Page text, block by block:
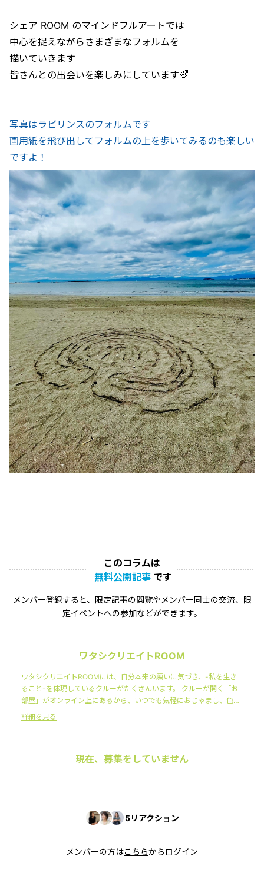
シェア ROOM のマインドフルアートでは
中心を捉えながらさまざまなフォルムを
描いていきます
皆さんとの出会いを楽しみにしています🌈
写真はラビリンスのフォルムです
画用紙を飛び出してフォルムの上を歩いてみるのも楽しい
ですよ！
このコラムは
無料公開記事 です
メンバー登録すると、限定記事の閲覧やメンバー同士の交流、限
定イベントへの参加などができます。
ワタシクリエイトROOM
ワタシクリエイトROOMには、自分本来の願いに気づき、-私を生き
ること-を体現しているクルーがたくさんいます。 クルーが開く「お
部屋」がオンライン上にあるから、いつでも気軽におじゃまし、色ん
な人の-ワタシを生きる-ノウハウにふれることができます。 そんな日
詳細を見る
現在、募集をしていません
5リアクション
メンバーの方はこちらからログイン